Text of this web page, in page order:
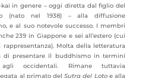
kai in genere – oggi diretta dal figlio del
(nato nel 1938) – alla diffusione
e al suo notevole successo. I membri
239 in Giappone e sei all’estero (cui
Molta della letteratura
di presentare il buddhismo in termini
agli occidentali. Rimane tuttavia
al primato delSutra del Lotoe alla